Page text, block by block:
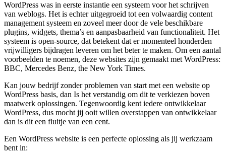
WordPress was in eerste instantie een systeem voor het schrijven
van weblogs. Het is echter uitgegroeid tot een volwaardig content
management systeem en zoveel meer door de vele beschikbare
plugins, widgets, thema’s en aanpasbaarheid van functionaliteit. Het
systeem is open-source, dat betekent dat er momenteel honderden
vrijwilligers bijdragen leveren om het beter te maken. Om een aantal
voorbeelden te noemen, deze websites zijn gemaakt met WordPress:
BBC, Mercedes Benz, the New York Times.
Kan jouw bedrijf zonder problemen van start met een website op
WordPress basis, dan Is het verstandig om dit te verkiezen boven
maatwerk oplossingen. Tegenwoordig kent iedere ontwikkelaar
WordPress, dus mocht jij ooit willen overstappen van ontwikkelaar
dan is dit een fluitje van een cent.
Een WordPress website is een perfecte oplossing als jij werkzaam
bent in: